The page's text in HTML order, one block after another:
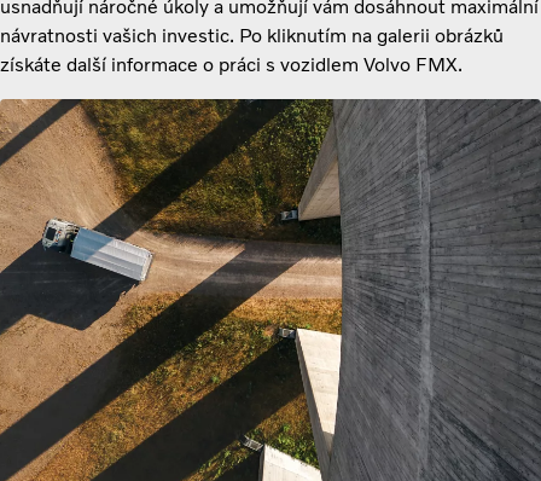
usnadňují náročné úkoly a umožňují vám dosáhnout maximální
návratnosti vašich investic. Po kliknutím na galerii obrázků
získáte další informace o práci s vozidlem Volvo FMX.